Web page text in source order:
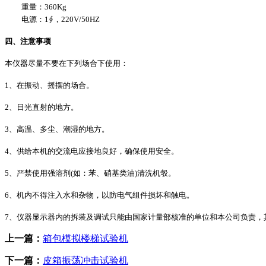
重量： 360Kg
电源： 1∮ ， 220V/50HZ
四、注意事项
本仪器尽量不要在下列场合下使用：
1、在振动、摇摆的场合。
2、日光直射的地方。
3、高温、多尘、潮湿的地方。
4、供给本机的交流电应接地良好，确保使用安全。
5、严禁使用强溶剂(如：苯、硝基类油)清洗机彀。
6、机内不得注入水和杂物，以防电气组件损坏和触电。
7、仪器显示器内的拆装及调试只能由国家计量部核准的单位和本公司负责，
上一篇： 箱包模拟楼梯试验机
下一篇： 皮箱振荡冲击试验机